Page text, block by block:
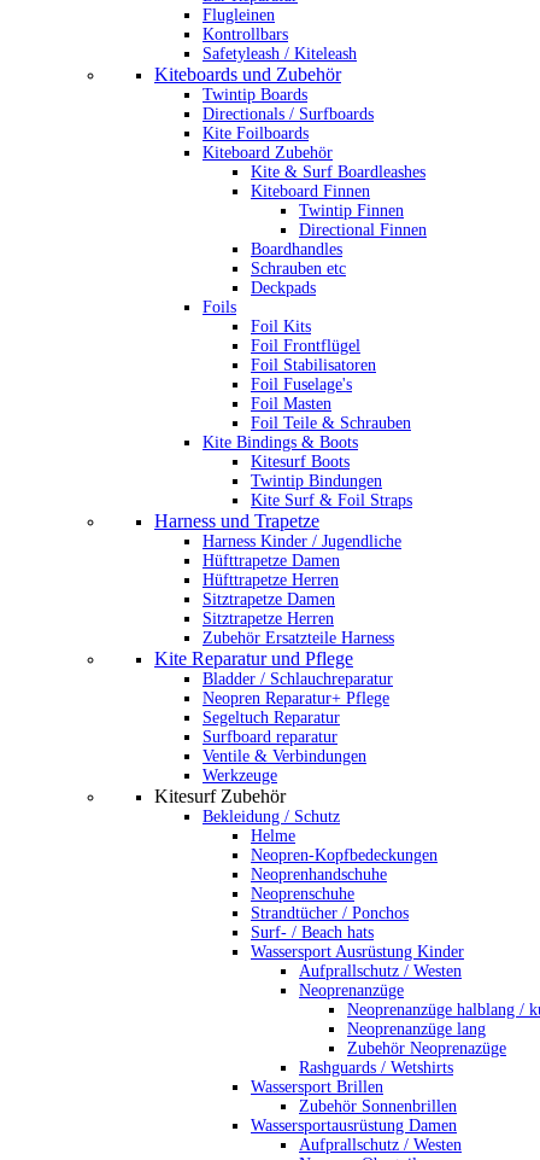
Flugleinen
Kontrollbars
Safetyleash / Kiteleash
Kiteboards und Zubehör
Twintip Boards
Directionals / Surfboards
Kite Foilboards
Kiteboard Zubehör
Kite & Surf Boardleashes
Kiteboard Finnen
Twintip Finnen
Directional Finnen
Boardhandles
Schrauben etc
Deckpads
Foils
Foil Kits
Foil Frontflügel
Foil Stabilisatoren
Foil Fuselage's
Foil Masten
Foil Teile & Schrauben
Kite Bindings & Boots
Kitesurf Boots
Twintip Bindungen
Kite Surf & Foil Straps
Harness und Trapetze
Harness Kinder / Jugendliche
Hüfttrapetze Damen
Hüfttrapetze Herren
Sitztrapetze Damen
Sitztrapetze Herren
Zubehör Ersatzteile Harness
Kite Reparatur und Pflege
Bladder / Schlauchreparatur
Neopren Reparatur+ Pflege
Segeltuch Reparatur
Surfboard reparatur
Ventile & Verbindungen
Werkzeuge
Kitesurf Zubehör
Bekleidung / Schutz
Helme
Neopren-Kopfbedeckungen
Neoprenhandschuhe
Neoprenschuhe
Strandtücher / Ponchos
Surf- / Beach hats
Wassersport Ausrüstung Kinder
Aufprallschutz / Westen
Neoprenanzüge
Neoprenanzüge halblang /
Neoprenanzüge lang
Zubehör Neoprenazüge
Rashguards / Wetshirts
Wassersport Brillen
Zubehör Sonnenbrillen
Wassersportausrüstung Damen
Aufprallschutz / Westen